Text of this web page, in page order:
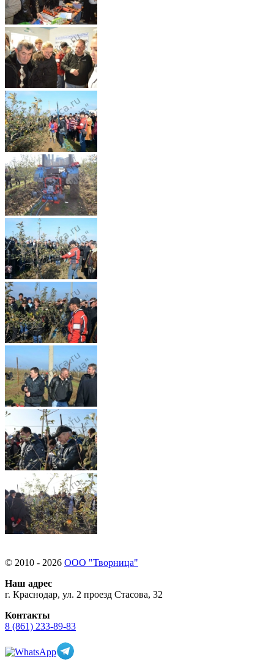
© 2010 - 2026 ООО "Творница"
Наш адрес
г. Краснодар, ул. 2 проезд Стасова, 32
Контакты
8 (861) 233-89-83